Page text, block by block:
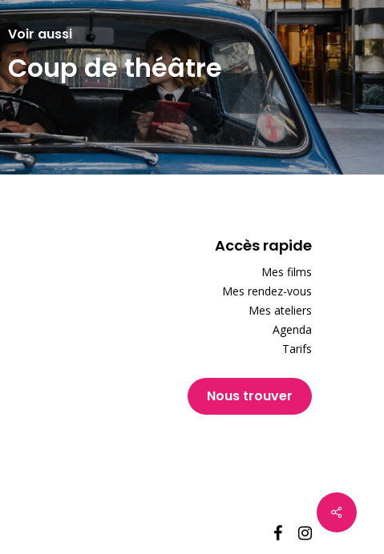
Voir aussi
Coup de théâtre
Accès rapide
Mes films
Mes rendez-vous
Mes ateliers
Agenda
Tarifs
Nous trouver
facebookinstagram